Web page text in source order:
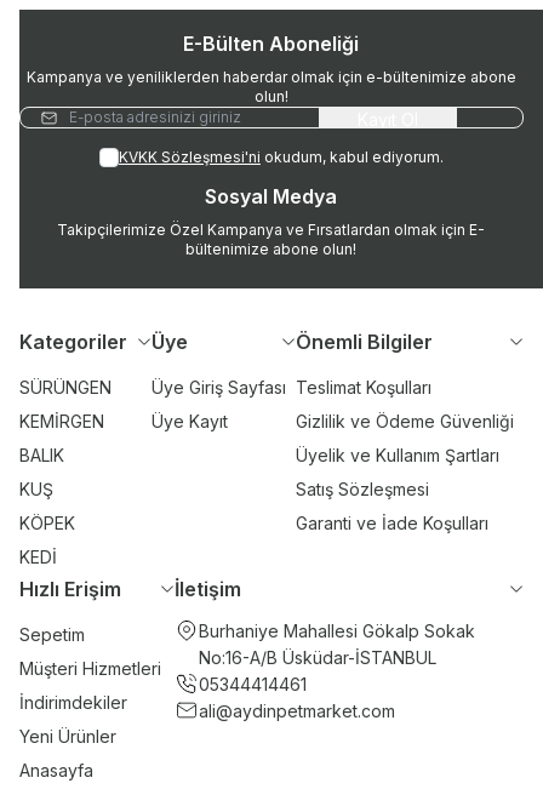
E-Bülten Aboneliği
Kampanya ve yeniliklerden haberdar olmak için e-bültenimize abone
olun!
KVKK Sözleşmesi'ni okudum, kabul ediyorum.
Sosyal Medya
Takipçilerimize Özel Kampanya ve Fırsatlardan olmak için E-
bültenimize abone olun!
Kategoriler
SÜRÜNGEN
KEMİRGEN
BALIK
KUŞ
KÖPEK
KEDİ
Üye
Üye Giriş Sayfası
Üye Kayıt
Önemli Bilgiler
Teslimat Koşulları
Gizlilik ve Ödeme Güvenliği
Üyelik ve Kullanım Şartları
Satış Sözleşmesi
Garanti ve İade Koşulları
Hızlı Erişim
Sepetim
Müşteri Hizmetleri
İndirimdekiler
Yeni Ürünler
Anasayfa
İletişim
Burhaniye Mahallesi Gökalp Sokak
No:16-A/B Üsküdar-İSTANBUL
05344414461
ali@aydinpetmarket.com